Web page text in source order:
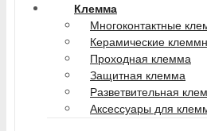
Клемма
Многоконтактные
Керамические
Проходная клемма
Защитная клемма
Разветвительная
Аксессуары для